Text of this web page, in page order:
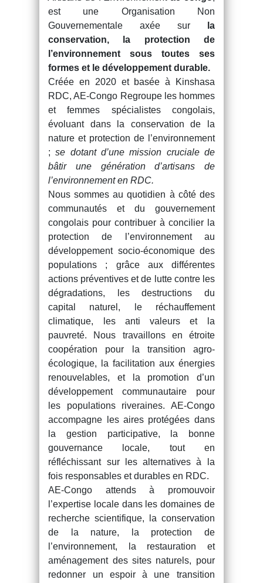
est une Organisation Non
Gouvernementale axée sur
la
conservation, la protection de
l’environnement sous toutes ses
formes et le développement durable.
Créée en 2020 et basée à Kinshasa
RDC, AE-Congo Regroupe les hommes
et femmes spécialistes congolais,
évoluant dans la conservation de la
nature et protection de l’environnement
;se dotant d’une mission cruciale de
bâtir une génération d’artisans de
l’environnement en RDC.
Nous sommes au quotidien à côté des
communautés et du gouvernement
congolais pour contribuer à concilier la
protection de l’environnement au
développement socio-économique des
populations ; grâce aux différentes
actions préventives et de lutte contre les
dégradations, les destructions du
capital naturel, le réchauffement
climatique, les anti valeurs et la
pauvreté. Nous travaillons en étroite
coopération pour la transition agro-
écologique, la facilitation aux énergies
renouvelables, et la promotion d’un
développement communautaire pour
les populations riveraines. AE-Congo
accompagne les aires protégées dans
la gestion participative, la bonne
gouvernance locale, tout en
réfléchissant sur les alternatives à la
fois responsables et durables en RDC.
AE-Congo attends à promouvoir
l’expertise locale dans les domaines de
recherche scientifique, la conservation
de la nature, la protection de
l’environnement, la restauration et
aménagement des sites naturels, pour
redonner un espoir à une transition